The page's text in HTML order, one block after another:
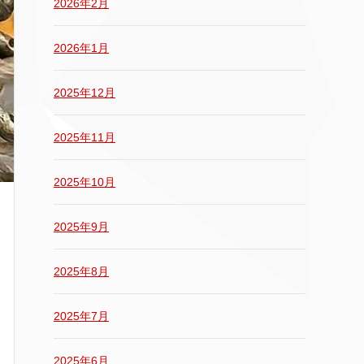
2026年2月
2026年1月
2025年12月
2025年11月
2025年10月
2025年9月
2025年8月
2025年7月
2025年6月